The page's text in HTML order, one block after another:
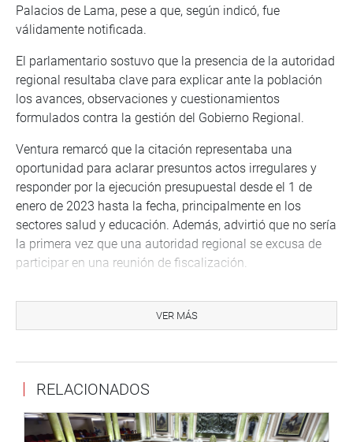
Palacios de Lama, pese a que, según indicó, fue
válidamente notificada.
El parlamentario sostuvo que la presencia de la autoridad
regional resultaba clave para explicar ante la población
los avances, observaciones y cuestionamientos
formulados contra la gestión del Gobierno Regional.
Ventura remarcó que la citación representaba una
oportunidad para aclarar presuntos actos irregulares y
responder por la ejecución presupuestal desde el 1 de
enero de 2023 hasta la fecha, principalmente en los
sectores salud y educación. Además, advirtió que no sería
la primera vez que una autoridad regional se excusa de
participar en una reunión de fiscalización.
Tumbes, el gerente general informó sobre los resultados
de gestión y ejecución presupuestal, con énfasis en la
Garrido Rosillo —SAGARO II-1—.
Según la exposición, el proyecto del Hospital JAMO
VER MÁS
RELACIONADOS